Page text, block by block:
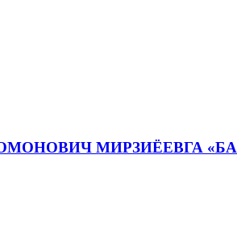
МИРЗИЁЕВГА